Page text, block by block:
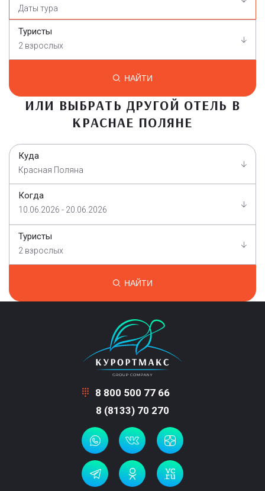
Туристы
2 взрослых
НАЙТИ
ИЛИ ВЫБРАТЬ ДРУГОЙ ОТЕЛЬ В
КРАСНАЕ ПОЛЯНЕ
Куда
Красная Поляна
Когда
10.06.2026 - 20.06.2026
Туристы
2 взрослых
НАЙТИ
8 800 500 77 66
8 (8133) 70 270